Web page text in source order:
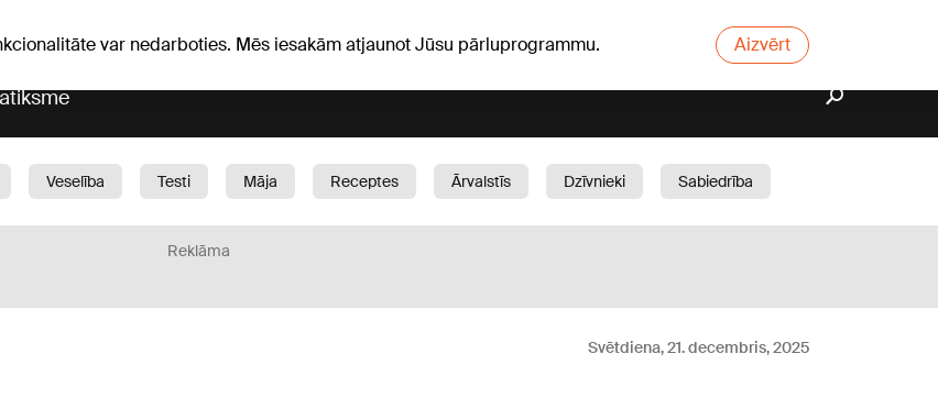
var nedarboties. Mēs iesakām atjaunot Jūsu pārluprogrammu. Aizvērt
Veselība Testi Māja Receptes Ārvalstīs Dzīvnieki
Sabiedrība
Reklāma
Svētdiena, 21. decembris, 2025